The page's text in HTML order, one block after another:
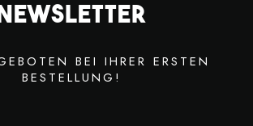
BEI IHRER ERSTEN
BESTELLUNG!